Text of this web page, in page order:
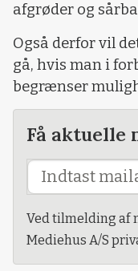
afgrøder og
Også derfor vil
gå, hvis man i
begrænser
Få aktuelle
Ved tilmelding af
Mediehus A/S